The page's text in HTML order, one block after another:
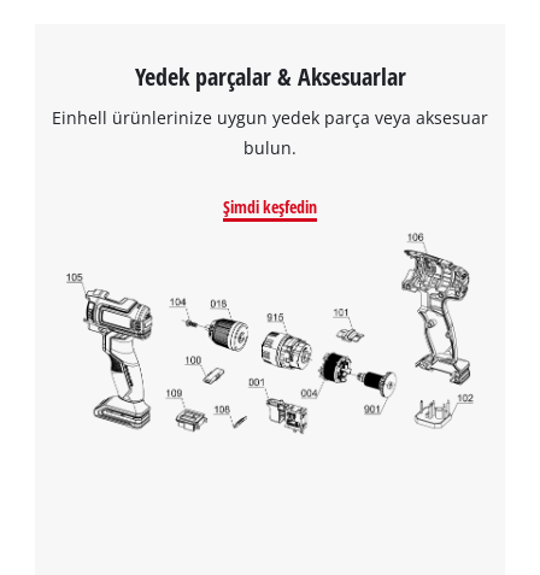
Yedek parçalar & Aksesuarlar
Einhell ürünlerinize uygun yedek parça veya aksesuar
bulun.
Şimdi keşfedin